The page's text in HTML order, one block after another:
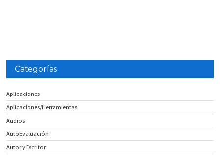
Categorías
Aplicaciones
Aplicaciones/Herramientas
Audios
AutoEvaluación
Autor y Escritor